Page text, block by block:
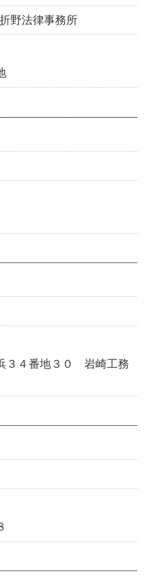
野法律事務所
３４番地３０ 岩崎工務